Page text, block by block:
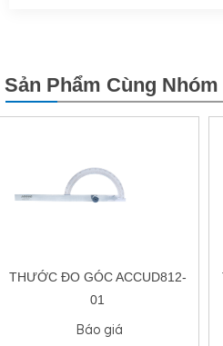
Sản Phẩm Cùng Nhóm
THƯỚC ĐO GÓC ACCUD813-
01
Báo giá